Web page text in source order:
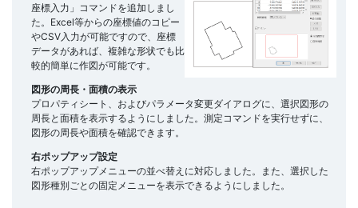
座標入力」コマンドを追加しまし
た。Excel等からの座標値のコピー
やCSV入力が可能ですので、座標
データがあれば、複雑な形状でも比
較的簡単に作図が可能です。
図形の周長・面積の表示
プロパティシート、およびパラメータ変更ダイアログに、選択図形の
周長と面積を表示するようにしました。測定コマンドを実行せずに、
図形の周長や面積を確認できます。
右ポップアップ設定
右ポップアップメニューの並べ替えに対応しました。また、選択した
図形種別ごとの固定メニューを表示できるようにしました。